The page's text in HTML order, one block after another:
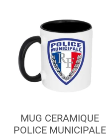
MUG CERAMIQUE
POLICE MUNICIPALE